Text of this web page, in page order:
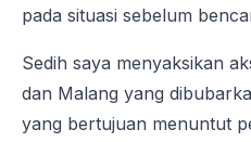
pada situasi sebelum
Sedih saya menyaksikan
dan Malang yang
yang bertujuan menuntut